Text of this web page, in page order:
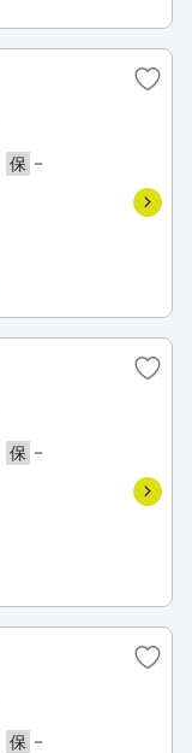
保 －
保 －
保 －